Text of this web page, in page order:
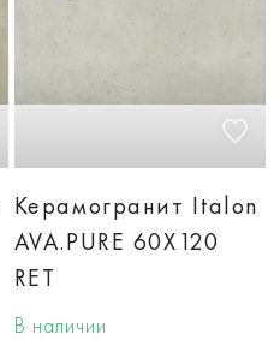
Керамогранит Italon
AVA.PURE 60X120
RET
В наличии